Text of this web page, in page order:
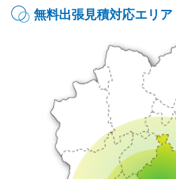
無料出張見積対応エリア